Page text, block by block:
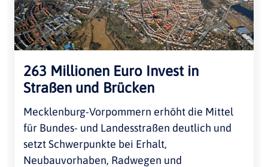
263 Millionen Euro Invest in
Straßen und Brücken
Mecklenburg-Vorpommern erhöht die Mittel
für Bundes- und Landesstraßen deutlich und
setzt Schwerpunkte bei Erhalt,
Neubauvorhaben, Radwegen und